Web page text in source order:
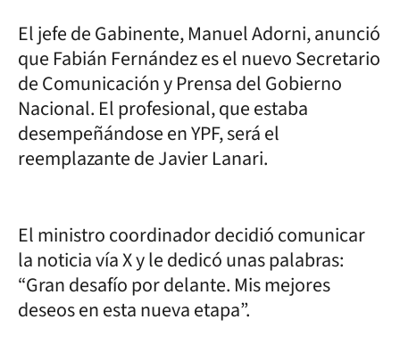
El jefe de Gabinente, Manuel Adorni, anunció
que Fabián Fernández es el nuevo Secretario
de Comunicación y Prensa del Gobierno
Nacional. El profesional, que estaba
desempeñándose en YPF, será el
reemplazante de Javier Lanari.
El ministro coordinador decidió comunicar
la noticia vía X y le dedicó unas palabras:
“Gran desafío por delante. Mis mejores
deseos en esta nueva etapa”.